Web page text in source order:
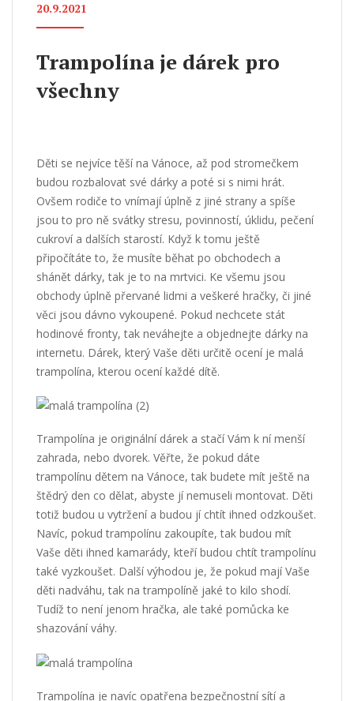
20.9.2021
Trampolína je dárek pro
všechny
Děti se nejvíce těší na Vánoce, až pod stromečkem
budou rozbalovat své dárky a poté si s nimi hrát.
Ovšem rodiče to vnímají úplně z jiné strany a spíše
jsou to pro ně svátky stresu, povinností, úklidu, pečení
cukroví a dalších starostí. Když k tomu ještě
připočítáte to, že musíte běhat po obchodech a
shánět dárky, tak je to na mrtvici. Ke všemu jsou
obchody úplně přervané lidmi a veškeré hračky, či jiné
věci jsou dávno vykoupené. Pokud nechcete stát
hodinové fronty, tak neváhejte a objednejte dárky na
internetu. Dárek, který Vaše děti určitě ocení je malá
trampolína, kterou ocení každé dítě.
Trampolína je originální dárek a stačí Vám k ní menší
zahrada, nebo dvorek. Věřte, že pokud dáte
trampolínu dětem na Vánoce, tak budete mít ještě na
štědrý den co dělat, abyste jí nemuseli montovat. Děti
totiž budou u vytržení a budou jí chtít ihned odzkoušet.
Navíc, pokud trampolínu zakoupíte, tak budou mít
Vaše děti ihned kamarády, kteří budou chtít trampolínu
také vyzkoušet. Další výhodou je, že pokud mají Vaše
děti nadváhu, tak na trampolíně jaké to kilo shodí.
Tudíž to není jenom hračka, ale také pomůcka ke
shazování váhy.
Trampolína je navíc opatřena bezpečnostní sítí a